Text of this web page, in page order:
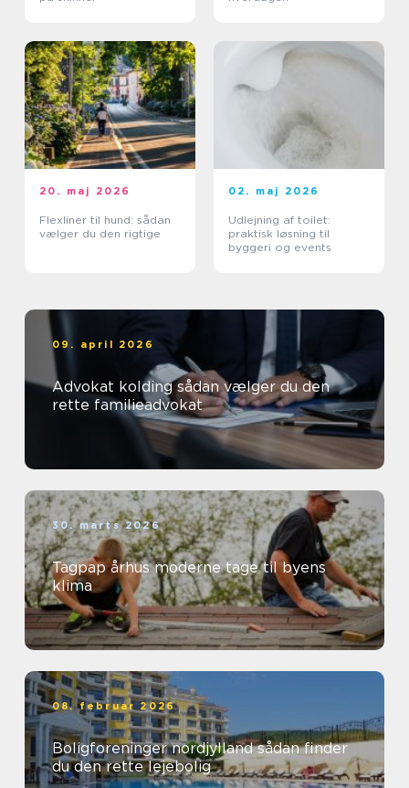
20. maj 2026
Flexliner til hund: sådan
vælger du den rigtige
02. maj 2026
Udlejning af toilet:
praktisk løsning til
byggeri og events
09. april 2026
Advokat kolding sådan vælger du den
rette familieadvokat
30. marts 2026
Tagpap århus moderne tage til byens
klima
08. februar 2026
Boligforeninger nordjylland sådan finder
du den rette lejebolig